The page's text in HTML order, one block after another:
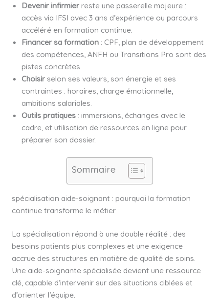
Devenir infirmierreste une passerelle majeure :
accès via IFSI avec 3 ans d’expérience ou parcours
accéléré en formation continue.
Financer sa formation: CPF, plan de développement
des compétences, ANFH ou Transitions Pro sont des
pistes concrètes.
Choisirselon ses valeurs, son énergie et ses
contraintes : horaires, charge émotionnelle,
ambitions salariales.
Outils pratiques: immersions, échanges avec le
cadre, et utilisation de ressources en ligne pour
préparer son dossier.
Sommaire
spécialisation aide-soignant : pourquoi la formation
continue transforme le métier
La spécialisation répond à une double réalité : des
besoins patients plus complexes et une exigence
accrue des structures en matière de qualité de soins.
Une aide-soignante spécialisée devient une ressource
clé, capable d’intervenir sur des situations ciblées et
d’orienter l’équipe.